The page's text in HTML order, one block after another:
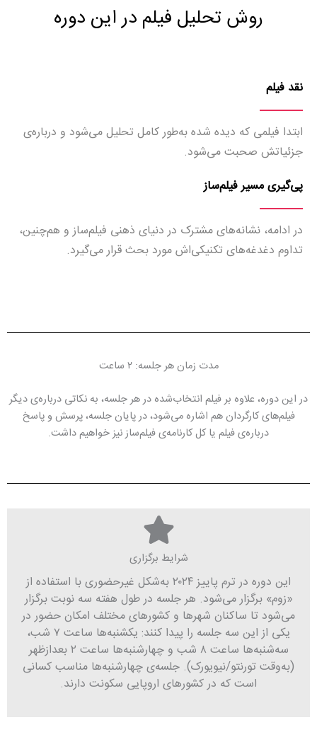
روش تحلیل فیلم در این دوره
نقد فیلم
ابتدا فیلمی که دیده شده به‌طور کامل تحلیل می‌شود و درباره‌ی
جزئیاتش صحبت می‌شود.
پی‌گیری مسیر فیلم‌ساز
در ادامه، نشانه‌های مشترک در دنیای ذهنی فیلم‌ساز و هم‌چنین،
تداوم دغدغه‌های تکنیکی‌اش مورد بحث قرار می‌گیرد.
مدت زمان هر جلسه: ۲ ساعت
در این دوره، علاوه بر فیلم انتخاب‌شده در هر جلسه،‌ به نکاتی درباره‌ی دیگر
فیلم‌های کارگردان هم اشاره می‌شود، در پایان جلسه، پرسش و پاسخ
درباره‌ی فیلم یا کل کارنامه‌ی فیلم‌ساز نیز خواهیم داشت.
شرایط برگزاری
این دوره در ترم پاییز ۲۰۲۴ به‌شکل غیرحضوری با استفاده از
«زوم» برگزار می‌شود. هر جلسه در طول هفته سه نوبت برگزار
می‌شود تا ساکنان شهرها و کشورهای مختلف امکان حضور در
یکی از این سه جلسه را پیدا کنند: یکشنبه‌ها ساعت ۷ شب،
سه‌شنبه‌ها ساعت ۸ شب و چهارشنبه‌ها ساعت ۲ بعدازظهر
(به‌وقت تورنتو/نیویورک). جلسه‌ی چهارشنبه‌ها مناسب کسانی
است که در کشورهای اروپایی سکونت دارند.